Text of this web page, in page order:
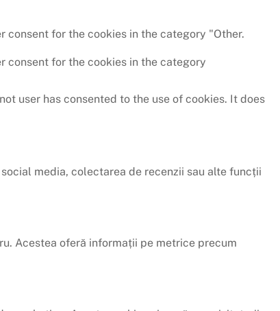
consent for the cookies in the category "Other.
consent for the cookies in the category
user has consented to the use of cookies. It does
media, colectarea de recenzii sau alte funcții
Acestea oferă informații pe metrice precum